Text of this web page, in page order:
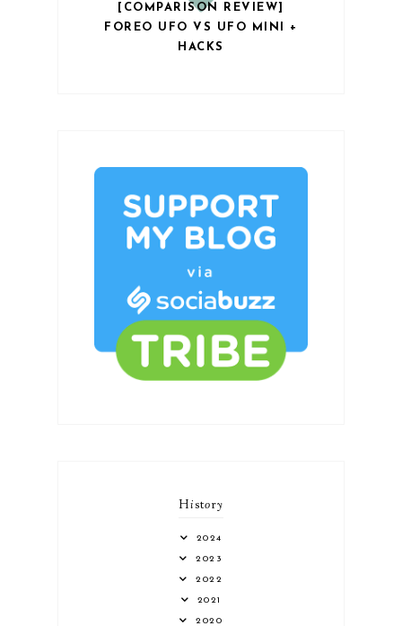
[COMPARISON REVIEW]
FOREO UFO VS UFO MINI +
HACKS
History
2024
2023
2022
2021
2020